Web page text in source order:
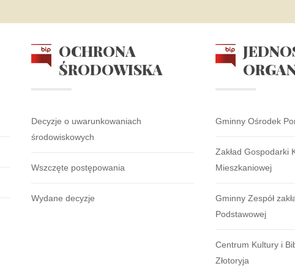
OCHRONA
ŚRODOWISKA
Decyzje o uwarunkowaniach
środowiskowych
Wszczęte postępowania
Wydane decyzje
Gminny Ośrodek
Zakład Gospodarki
Mieszkaniowej
Gminny Zespół
Podstawowej
Centrum Kultury i
Złotoryja